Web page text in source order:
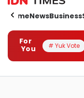
HomeNewsBusiness
For
You
# Yuk Vote